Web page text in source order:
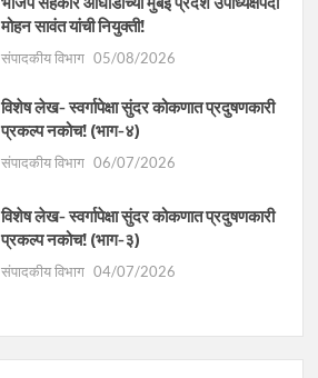
मोहन सावंत यांची नियुक्ती!
संपादकीय विभाग 05/08/2026
विशेष लेख- स्वर्गापेक्षा सुंदर कोकणात प्रदुषणकारी
प्रकल्प नकोच! (भाग-४)
संपादकीय विभाग 06/07/2026
विशेष लेख- स्वर्गापेक्षा सुंदर कोकणात प्रदुषणकारी
प्रकल्प नकोच! (भाग-३)
संपादकीय विभाग 04/07/2026